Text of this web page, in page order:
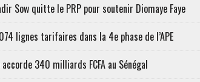
Sow quitte le PRP pour soutenir Diomaye Faye
lignes tarifaires dans la 4e phase de l’APE
340 milliards FCFA au Sénégal